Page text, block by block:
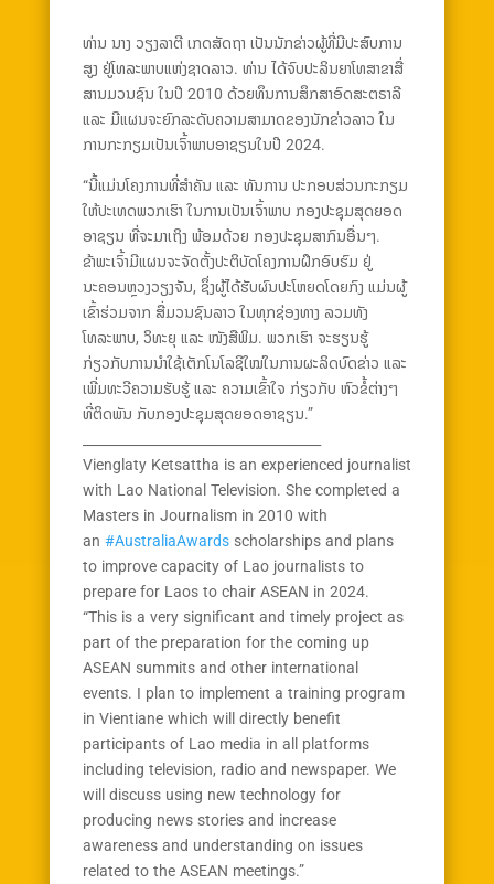
ທ່ານ ນາງ ວຽງລາຕີ ເກດສັດຖາ ເປັນນັກຂ່າວຜູ້ທີ່ມີປະສົບການ
ສູງ ຢູ່ໂທລະພາບແຫ່ງຊາດລາວ. ທ່ານ ໄດ້ຈົບປະລິນຍາໂທສາຂາສື່
ສານມວນຊົນ ໃນປີ 2010 ດ້ວຍທຶນການສຶກສາອົດສະຕຣາລີ
ແລະ ມີແຜນຈະຍົກລະດັບຄວາມສາມາດຂອງນັກຂ່າວລາວ ໃນ
ການກະກຽມເປັນເຈົ້າພາບອາຊຽນໃນປີ 2024.
“ນີ້ແມ່ນໂຄງການທີ່ສຳຄັນ ແລະ ທັນການ ປະກອບສ່ວນກະກຽມ
ໃຫ້ປະເທດພວກເຮົາ ໃນການເປັນເຈົ້າພາບ ກອງປະຊຸມສຸດຍອດ
ອາຊຽນ ທີ່ຈະມາເຖິງ ພ້ອມດ້ວຍ ກອງປະຊຸມສາກົນອື່ນໆ.
ຂ້າພະເຈົ້າມີແຜນຈະຈັດຕັ້ງປະຕິບັດໂຄງການຝຶກອົບຮົມ ຢູ່
ນະຄອນຫຼວງວຽງຈັນ, ຊຶ່ງຜູ້ໄດ້ຮັບຜົນປະໂຫຍດໂດຍກົງ ແມ່ນຜູ້
ເຂົ້າຮ່ວມຈາກ ສື່ມວນຊົນລາວ ໃນທຸກຊ່ອງທາງ ລວມທັງ
ໂທລະພາບ, ວິທະຍຸ ແລະ ໜັງສືພິມ. ພວກເຮົາ ຈະຮຽນຮູ້
ກ່ຽວກັບການນຳໃຊ້ເຕັກໂນໂລຊີໃໝ່ໃນການຜະລິດບົດຂ່າວ ແລະ
ເພີ່ມທະວີຄວາມຮັບຮູ້ ແລະ ຄວາມເຂົ້າໃຈ ກ່ຽວກັບ ຫົວຂໍ້ຕ່າງໆ
ທີ່ຕິດພັນ ກັບກອງປະຊຸມສຸດຍອດອາຊຽນ.”
____________________________________
Vienglaty Ketsattha is an experienced journalist
with Lao National Television. She completed a
Masters in Journalism in 2010 with
an #AustraliaAwardsscholarships and plans
to improve capacity of Lao journalists to
prepare for Laos to chair ASEAN in 2024.
“This is a very significant and timely project as
part of the preparation for the coming up
ASEAN summits and other international
events. I plan to implement a training program
in Vientiane which will directly benefit
participants of Lao media in all platforms
including television, radio and newspaper. We
will discuss using new technology for
producing news stories and increase
awareness and understanding on issues
related to the ASEAN meetings.”